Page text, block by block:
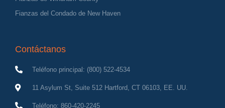
Fianzas del Condado de New Haven
Contáctanos
Teléfono principal: (800) 522-4534
11 Asylum St, Suite 512 Hartford, CT 06103, EE. UU.
Teléfono: 860-420-2245